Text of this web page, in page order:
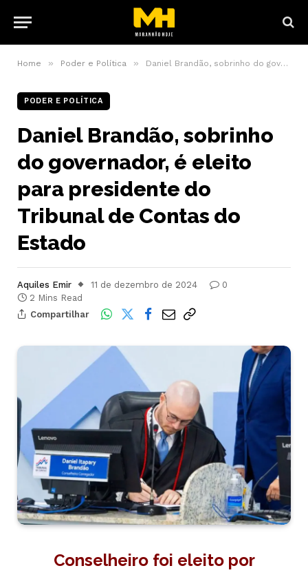
Home » Poder e Política » Daniel Brandão, sobrinho do governador, é eleito para presidente do Tribunal de Contas do Estado
PODER E POLÍTICA
Daniel Brandão, sobrinho
do governador, é eleito
para presidente do
Tribunal de Contas do
Estado
Aquiles Emir 11 de dezembro de 2024
0
2 Mins Read
Compartilhar
Conselheiro foi eleito por